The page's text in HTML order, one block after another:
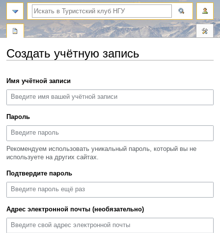
Создать учётную запись
к
навигации
к
поиску
Имя учётной записи
Пароль
Рекомендуем использовать уникальный пароль, который вы не
используете на других сайтах.
Подтвердите пароль
Адрес электронной почты (необязательно)
поиск